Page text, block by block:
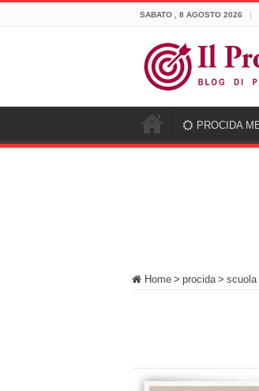
SABATO , 8 AGOSTO 2026
PROCIDA
Home > procida > scuola